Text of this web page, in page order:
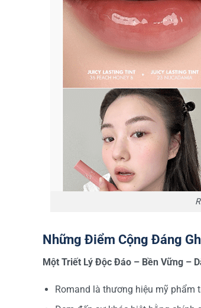
Những Điểm Cộng Đáng
Một Triết Lý Độc Đáo – Bền Vững –
Romand là thương hiệu mỹ phẩm